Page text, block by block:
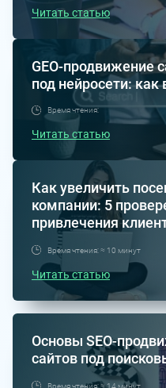
Читать статью
GEO-продвижение
под нейросети:
Время чтения:
Читать статью
Как увеличить
компании: 5
привлечения
Время чтения: ≈ 10 минут
Читать статью
Основы SEO-
сайтов под
Время чтения: ≈ 14 минут